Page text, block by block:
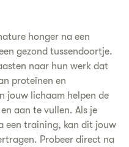
honger na een
gezond tussendoortje.
naar hun werk dat
proteïnen en
jouw lichaam helpen de
aan te vullen. Als je
een training, kan dit jouw
Probeer direct na